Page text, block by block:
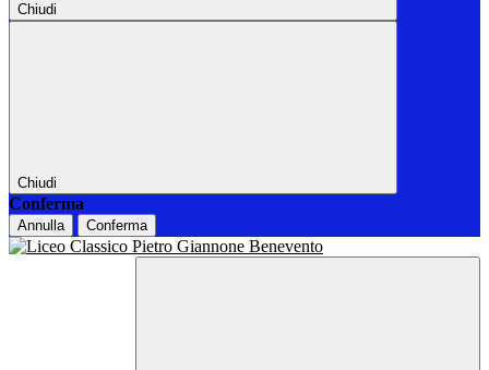
Chiudi
Chiudi
Conferma
Annulla Conferma